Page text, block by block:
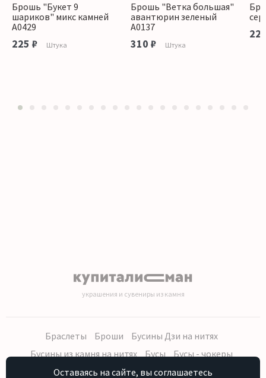
Брошь "Букет 9
шариков" микс камней
А0429
225 ₽ Штука
Брошь "Ветка большая"
авантюрин зеленый
А0137
310 ₽ Штука
украшения и сувениры из камня
Браслеты Броши
Бусины Дзи на нитях
Бусины из камня на нитях
Бусы
Бусы - чокеры
Кольца, серьги
Кулоны Наборы (бусы, браслет, серьги)
Оставаясь на сайте, вы соглашаетесь